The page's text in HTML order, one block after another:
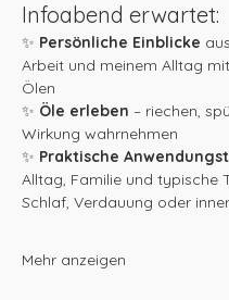
Infoabend erwartet:
✨ Persönliche Einblicke
Arbeit und meinem Alltag
Ölen
✨ Öle erleben – riechen,
Wirkung wahrnehmen
✨ Praktische
Alltag, Familie und typische
Schlaf, Verdauung oder
Mehr anzeigen